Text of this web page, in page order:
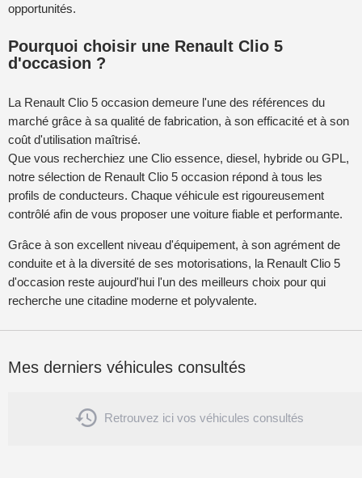
opportunités.
Pourquoi choisir une Renault Clio 5
d'occasion ?
La Renault Clio 5 occasion demeure l'une des références du
marché grâce à sa qualité de fabrication, à son efficacité et à son
coût d'utilisation maîtrisé.
Que vous recherchiez une Clio essence, diesel, hybride ou GPL,
notre sélection de Renault Clio 5 occasion répond à tous les
profils de conducteurs. Chaque véhicule est rigoureusement
contrôlé afin de vous proposer une voiture fiable et performante.
Grâce à son excellent niveau d'équipement, à son agrément de
conduite et à la diversité de ses motorisations, la Renault Clio 5
d'occasion reste aujourd'hui l'un des meilleurs choix pour qui
recherche une citadine moderne et polyvalente.
Mes derniers véhicules consultés
 Retrouvez ici vos véhicules consultés